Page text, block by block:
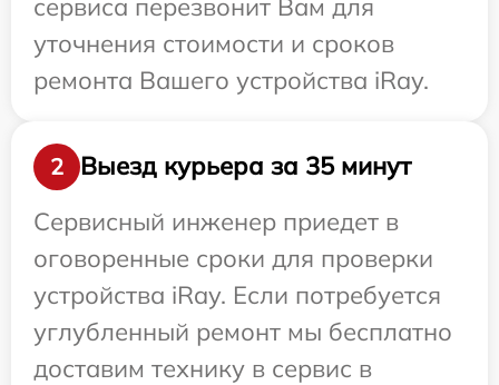
сервиса перезвонит Вам для
уточнения стоимости и сроков
ремонта Вашего устройства iRay.
2
Выезд курьера за 35 минут
Сервисный инженер приедет в
оговоренные сроки для проверки
устройства iRay. Если потребуется
углубленный ремонт мы бесплатно
доставим технику в сервис в